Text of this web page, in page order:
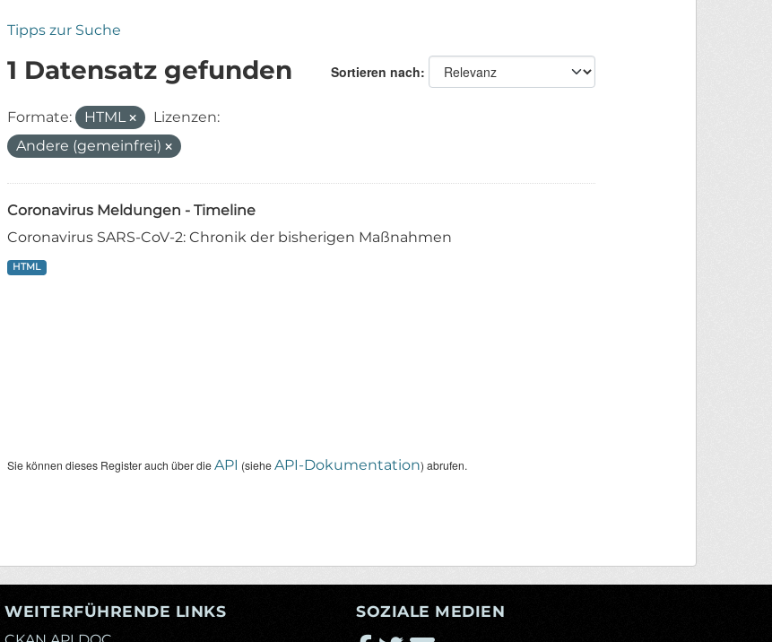
Tipps zur Suche
Sortieren nach
1 Datensatz gefunden
Formate: HTML
Lizenzen:
Andere (gemeinfrei)
Coronavirus Meldungen - Timeline
Coronavirus SARS-CoV-2: Chronik der bisherigen Maßnahmen
HTML
Sie können dieses Register auch über dieAPI (sieheAPI-Dokumentation) abrufen.
WEITERFÜHRENDE LINKS SOZIALE MEDIEN